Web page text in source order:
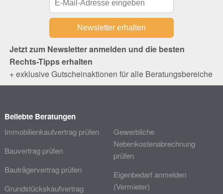
Jetzt zum Newsletter anmelden und die besten
Rechts-Tipps erhalten
+ exklusive Gutscheinaktionen für alle Beratungsbereiche
Beliebte Beratungen
Immobilienkaufvertrag prüfen
Bauvertrag prüfen
Bauträgervertrag prüfen
Grundstückskaufvertrag
Gewerbliche
Nebenkostenabrechnung
prüfen
Eigenbedarf anmelden
(Vermieter)